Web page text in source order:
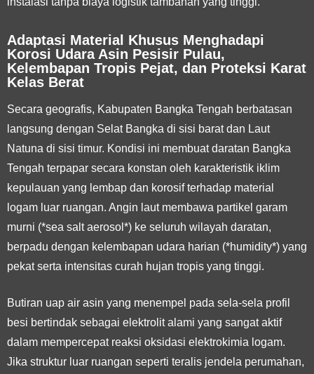
Adaptasi Material Khusus Menghadapi
Korosi Udara Asin Pesisir Pulau,
Kelembapan Tropis Pejat, dan Proteksi Karat
Kelas Berat
Secara geografis, Kabupaten Bangka Tengah berbatasan
langsung dengan Selat Bangka di sisi barat dan Laut
Natuna di sisi timur. Kondisi ini membuat daratan Bangka
Tengah terpapar secara konstan oleh karakteristik iklim
kepulauan yang lembap dan korosif terhadap material
logam luar ruangan. Angin laut membawa partikel garam
murni (*sea salt aerosol*) ke seluruh wilayah daratan,
berpadu dengan kelembapan udara harian (*humidity*) yang
pekat serta intensitas curah hujan tropis yang tinggi.
Butiran uap air asin yang menempel pada sela-sela profil
besi bertindak sebagai elektrolit alami yang sangat aktif
dalam mempercepat reaksi oksidasi elektrokimia logam.
Jika struktur luar ruangan seperti teralis jendela perumahan,